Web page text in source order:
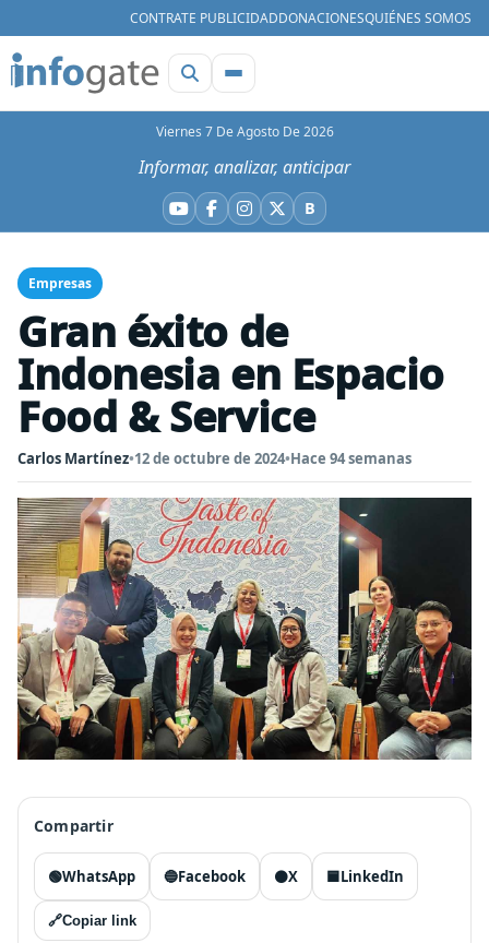
CONTRATE PUBLICIDADDONACIONESQUIÉNES SOMOS
Viernes 7 De Agosto De 2026
Informar, analizar, anticipar
YouTube
Facebook
Instagram
X BBluesky
Empresas
Gran éxito de
Indonesia en Espacio
Food & Service
Carlos Martínez•12 de octubre de 2024•Hace 94 semanas
Compartir
🟢WhatsApp 🔵Facebook ⚫X 🟦LinkedIn
🔗Copiar link